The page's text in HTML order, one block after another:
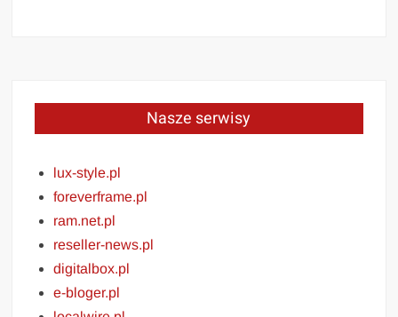
Nasze serwisy
lux-style.pl
foreverframe.pl
ram.net.pl
reseller-news.pl
digitalbox.pl
e-bloger.pl